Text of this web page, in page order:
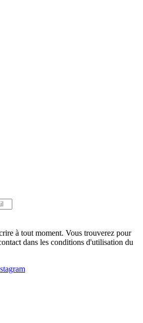
à tout moment. Vous trouverez pour
dans les conditions d'utilisation du